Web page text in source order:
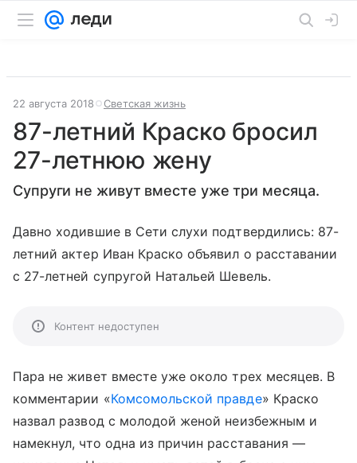
22 августа 2018 Светская жизнь
87-летний Краско бросил
27-летнюю жену
Супруги не живут вместе уже три месяца.
Давно ходившие в Сети слухи подтвердились: 87-
летний актер Иван Краско объявил о расставании
с 27-летней супругой Натальей Шевель.
Контент недоступен
Пара не живет вместе уже около трех месяцев. В
комментарии «Комсомольской правде» Краско
назвал развод с молодой женой неизбежным и
намекнул, что одна из причин расставания —